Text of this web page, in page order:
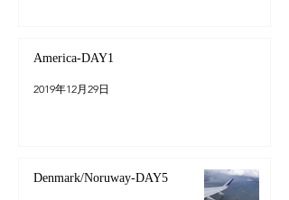
America-DAY1
2019年12月29日
Denmark/Noruway-DAY5